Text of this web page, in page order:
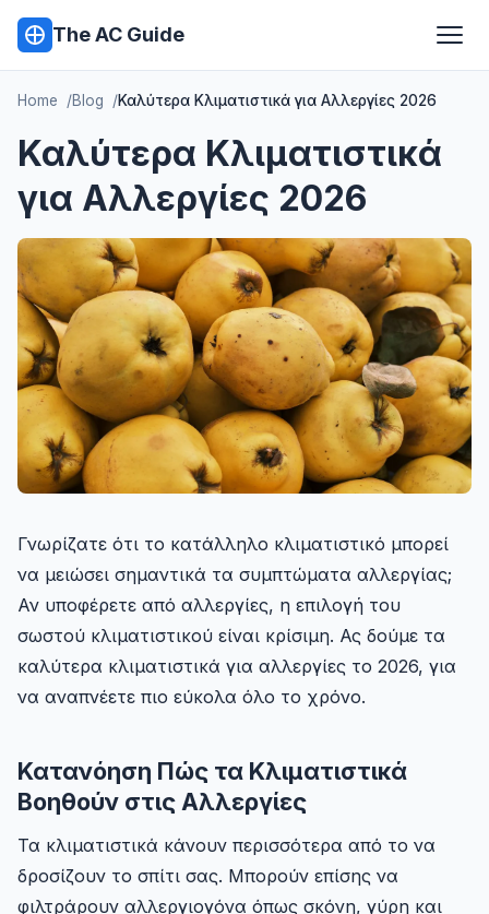
The AC Guide
Home Blog Καλύτερα Κλιματιστικά για Αλλεργίες 2026
Καλύτερα Κλιματιστικά
για Αλλεργίες 2026
Γνωρίζατε ότι το κατάλληλο κλιματιστικό μπορεί
να μειώσει σημαντικά τα συμπτώματα αλλεργίας;
Αν υποφέρετε από αλλεργίες, η επιλογή του
σωστού κλιματιστικού είναι κρίσιμη. Ας δούμε τα
καλύτερα κλιματιστικά για αλλεργίες το 2026, για
να αναπνέετε πιο εύκολα όλο το χρόνο.
Κατανόηση Πώς τα Κλιματιστικά
Βοηθούν στις Αλλεργίες
Τα κλιματιστικά κάνουν περισσότερα από το να
δροσίζουν το σπίτι σας. Μπορούν επίσης να
φιλτράρουν αλλεργιογόνα όπως σκόνη, γύρη και